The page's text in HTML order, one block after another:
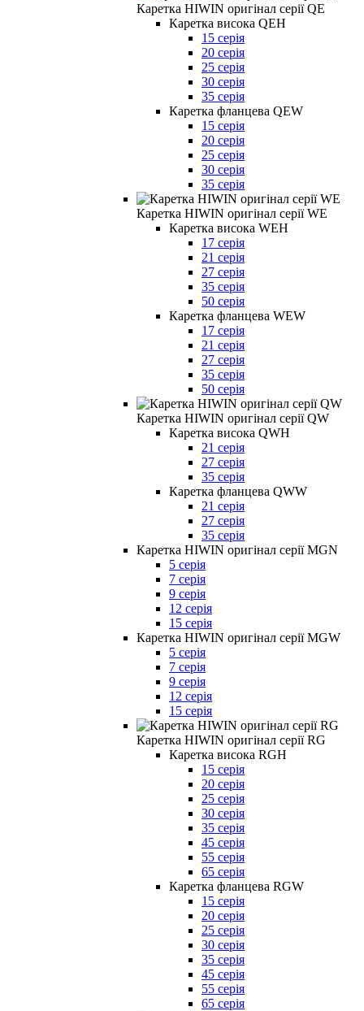
Каретка HIWIN оригінал серії QE
Каретка висока QEH
15 серія
20 серія
25 серія
30 серія
35 серія
Каретка фланцева QEW
15 серія
20 серія
25 серія
30 серія
35 серія
Каретка HIWIN оригінал серії WE
Каретка висока WEH
17 серія
21 серія
27 серія
35 серія
50 серія
Каретка фланцева WEW
17 серія
21 серія
27 серія
35 серія
50 серія
Каретка HIWIN оригінал серії QW
Каретка висока QWH
21 серія
27 серія
35 серія
Каретка фланцева QWW
21 серія
27 серія
35 серія
Каретка HIWIN оригінал серії MGN
5 серія
7 серія
9 серія
12 серія
15 серія
Каретка HIWIN оригінал серії MGW
5 серія
7 серія
9 серія
12 серія
15 серія
Каретка HIWIN оригінал серії RG
Каретка висока RGH
15 серія
20 серія
25 серія
30 серія
35 серія
45 серія
55 серія
65 серія
Каретка фланцева RGW
15 серія
20 серія
25 серія
30 серія
35 серія
45 серія
55 серія
65 серія